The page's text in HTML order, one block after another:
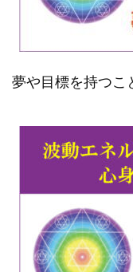
夢や目標を持つこ